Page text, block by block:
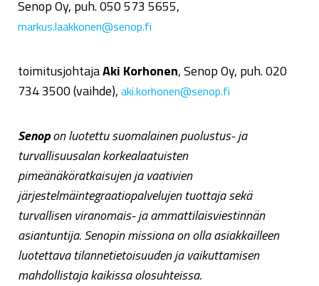
Senop Oy, puh. 050 573 5655,
markus.laakkonen@senop.fi
toimitusjohtajaAki Korhonen, Senop Oy, puh. 020
734 3500 (vaihde), aki.korhonen@senop.fi
Senopon luotettu suomalainen puolustus- ja
turvallisuusalan korkealaatuisten
pimeänäköratkaisujen ja vaativien
järjestelmäintegraatiopalvelujen tuottaja sekä
turvallisen viranomais- ja ammattilaisviestinnän
asiantuntija. Senopin missiona on olla asiakkailleen
luotettava tilannetietoisuuden ja vaikuttamisen
mahdollistaja kaikissa olosuhteissa.